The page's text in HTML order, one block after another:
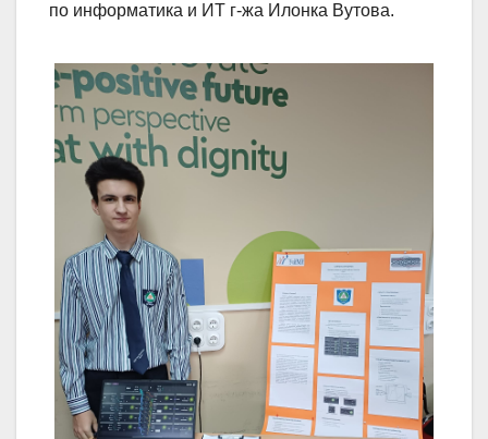
по информатика и ИТ г-жа Илонка Вутова.